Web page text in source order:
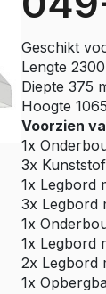
e
e
e
Geschikt
Lengte
Diepte 375
Hoogte
Voorzien
1x
3x
1x Legbord
3x Legbord
1x
1x Legbord
2x Legbord
1x